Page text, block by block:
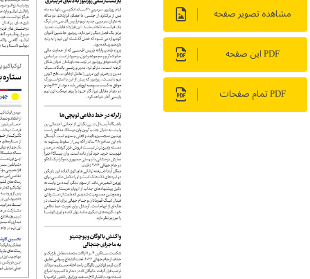
مشاهده تصویر صفحه
PDF این صفحه
PDF تمام صفحات